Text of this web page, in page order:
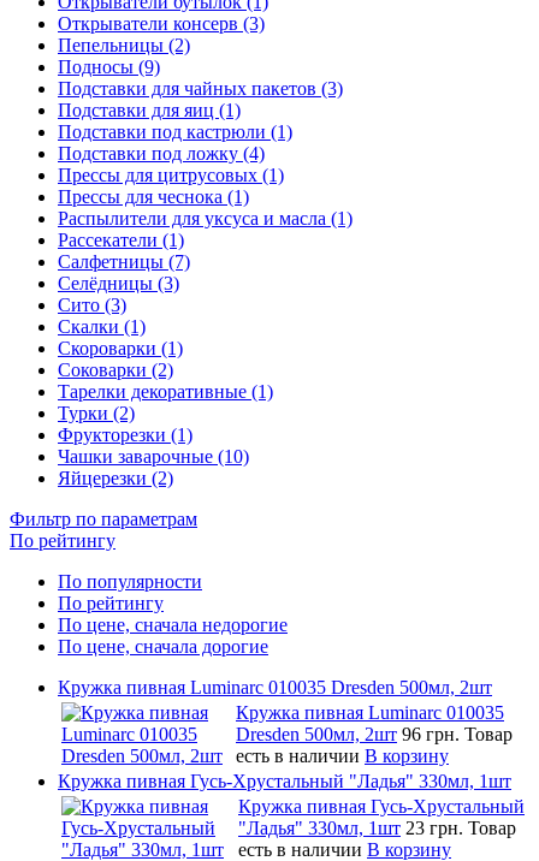
Открыватели консерв (3)
Пепельницы (2)
Подносы (9)
Подставки для чайных пакетов (3)
Подставки для яиц (1)
Подставки под кастрюли (1)
Подставки под ложку (4)
Прессы для цитрусовых (1)
Прессы для чеснока (1)
Распылители для уксуса и масла (1)
Рассекатели (1)
Салфетницы (7)
Селёдницы (3)
Сито (3)
Скалки (1)
Скороварки (1)
Соковарки (2)
Тарелки декоративные (1)
Турки (2)
Фрукторезки (1)
Чашки заварочные (10)
Яйцерезки (2)
Фильтр по параметрам
По рейтингу
По популярности
По рейтингу
По цене, сначала недорогие
По цене, сначала дорогие
Кружка пивная Luminarc 010035 Dresden 500мл, 2шт
Кружка пивная Luminarc 010035
Dresden 500мл, 2шт 96 грн. Товар
есть в наличии В корзину
Кружка пивная Гусь-Хрустальный "Ладья" 330мл, 1шт
Кружка пивная Гусь-Хрустальный
"Ладья" 330мл, 1шт 23 грн. Товар
есть в наличии В корзину